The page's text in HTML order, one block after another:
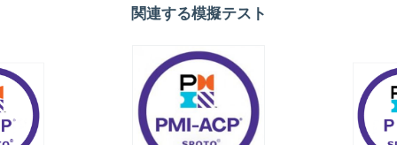
関連する模擬テスト